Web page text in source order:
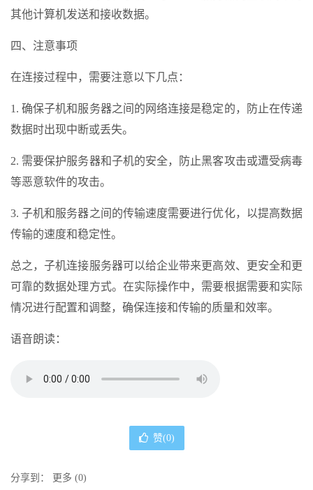
其他计算机发送和接收数据。
四、注意事项
在连接过程中，需要注意以下几点：
1. 确保子机和服务器之间的网络连接是稳定的，防止在传递
数据时出现中断或丢失。
2. 需要保护服务器和子机的安全，防止黑客攻击或遭受病毒
等恶意软件的攻击。
3. 子机和服务器之间的传输速度需要进行优化，以提高数据
传输的速度和稳定性。
总之，子机连接服务器可以给企业带来更高效、更安全和更
可靠的数据处理方式。在实际操作中，需要根据需要和实际
情况进行配置和调整，确保连接和传输的质量和效率。
语音朗读：
赞(0)
分享到： 更多 (0)